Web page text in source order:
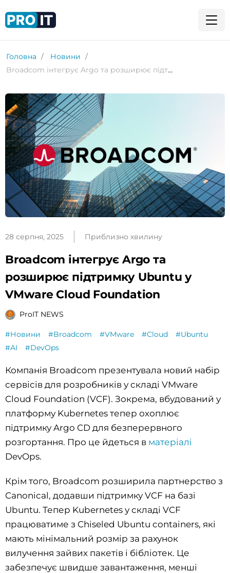
Головна
Новини
Broadcom інтегрує Argo та розширює підтримку Ubuntu у VMware Cloud Foundation
28 серпня, 2025 Приблизно хвилину
Broadcom інтегрує Argo та
розширює підтримку Ubuntu у
VMware Cloud Foundation
ProIT NEWS
#Новини #Broadcom #VMware #Cloud
#Ubuntu
#AI
#DevOps
Компанія Broadcom презентувала новий набір
сервісів для розробників у складі VMware
Cloud Foundation (VCF). Зокрема, вбудований у
платформу Kubernetes тепер охоплює
підтримку Argo CD для безперервного
розгортання. Про це йдеться в матеріалі
DevOps.
Крім того, Broadcom розширила партнерство з
Canonical, додавши підтримку VCF на базі
Ubuntu. Тепер Kubernetes у складі VCF
працюватиме з Chiseled Ubuntu containers, які
мають мінімальний розмір за рахунок
вилучення зайвих пакетів і бібліотек. Це
забезпечує швидше завантаження, менші